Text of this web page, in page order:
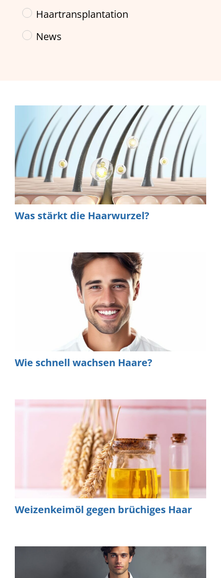
Haartransplantation
News
Was stärkt die Haarwurzel?
Wie schnell wachsen Haare?
Weizenkeimöl gegen brüchiges Haar